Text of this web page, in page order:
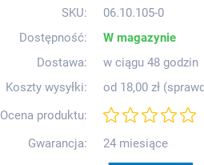
SKU:
06.10.105-0
Dostępność:
W magazynie
Dostawa:
w ciągu 48 godzin
Koszty wysyłki:
od 18,00 zł (
Ocena produktu:
Gwarancja:
24 miesiące